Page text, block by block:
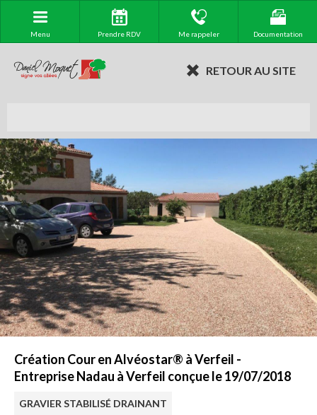
Menu Prendre RDV Me rappeler Documentation
RETOUR AU SITE
Création Cour en Alvéostar® à Verfeil -
Entreprise Nadau à Verfeil conçue le 19/07/2018
GRAVIER STABILISÉ DRAINANT